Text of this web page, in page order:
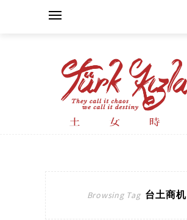
Browsing Tag 台土商机